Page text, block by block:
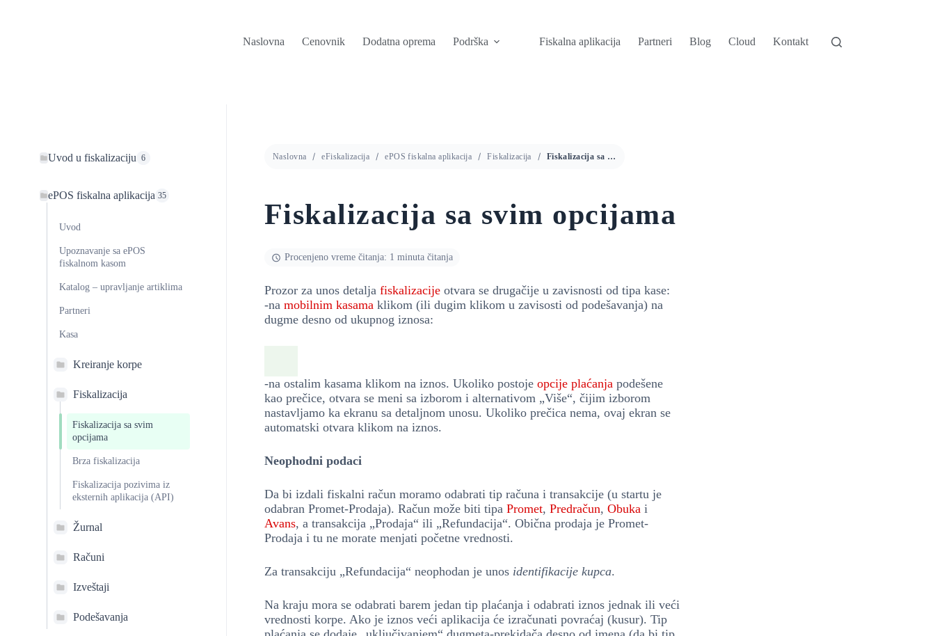
Naslovna Cenovnik Dodatna oprema Podrška Fiskalna aplikacija Partneri Blog Cloud Kontakt
Uvod u fiskalizaciju 6
ePOS fiskalna aplikacija 35
Uvod
Upoznavanje sa ePOS
fiskalnom kasom
Katalog – upravljanje artiklima
Partneri
Kasa
Kreiranje korpe
Fiskalizacija
Fiskalizacija sa svim
opcijama
Brza fiskalizacija
Fiskalizacija pozivima iz
eksternih aplikacija (API)
Žurnal
Računi
Izveštaji
Podešavanja
Naslovna eFiskalizacija ePOS fiskalna aplikacija Fiskalizacija Fiskalizacija sa svim opcijama
Fiskalizacija sa svim opcijama
Procenjeno vreme čitanja: 1 minuta čitanja
Prozor za unos detalja fiskalizacije otvara se drugačije u zavisnosti od tipa kase:
-na mobilnim kasamaklikom (ili dugim klikom u zavisosti od podešavanja) na
dugme desno od ukupnog iznosa:
-na ostalim kasama klikom na iznos. Ukoliko postoje opcije plaćanja podešene
kao prečice, otvara se meni sa izborom i alternativom „Više“, čijim izborom
nastavljamo ka ekranu sa detaljnom unosu. Ukoliko prečica nema, ovaj ekran se
automatski otvara klikom na iznos.
Neophodni podaci
Da bi izdali fiskalni račun moramo odabrati tip računa i transakcije (u startu je
odabran Promet-Prodaja). Račun može biti tipa Promet, Predračun, Obuka i
Avans, a transakcija „Prodaja“ ili „Refundacija“. Obična prodaja je Promet-
Prodaja i tu ne morate menjati početne vrednosti.
Za transakciju „Refundacija“ neophodan je unos identifikacije kupca.
Na kraju mora se odabrati barem jedan tip plaćanja i odabrati iznos jednak ili veći
vrednosti korpe. Ako je iznos veći aplikacija će izračunati povraćaj (kusur). Tip